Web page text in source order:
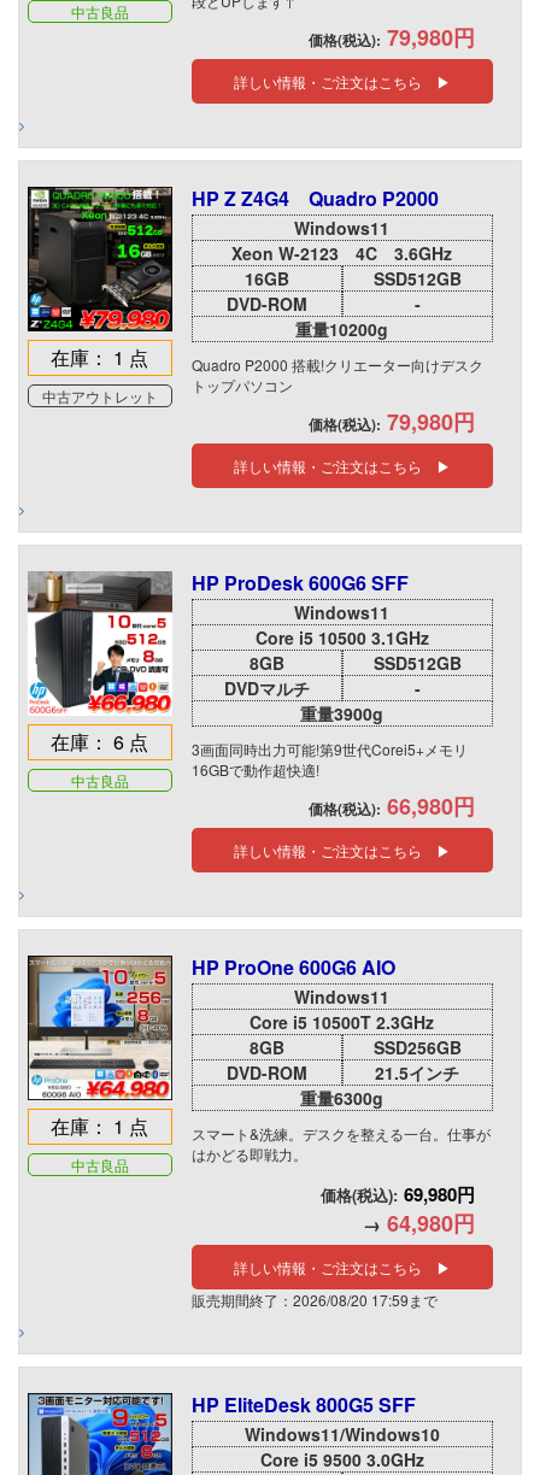
中古良品
価格(税込): 79,980円
詳しい情報・ご注文はこちら ▶
在庫： 1 点
中古アウトレット
HP Z Z4G4 Quadro P2000
Windows11
Xeon W-2123 4C 3.6GHz
16GB
SSD512GB
DVD-ROM
-
重量10200g
Quadro P2000 搭載!クリエーター向けデスク
トップパソコン
価格(税込): 79,980円
詳しい情報・ご注文はこちら ▶
在庫： 6 点
中古良品
HP ProDesk 600G6 SFF
Windows11
Core i5 10500 3.1GHz
8GB
SSD512GB
DVDマルチ
-
重量3900g
3画面同時出力可能!第9世代Corei5+メモリ
16GBで動作超快適!
価格(税込): 66,980円
詳しい情報・ご注文はこちら ▶
在庫： 1 点
中古良品
HP ProOne 600G6 AIO
Windows11
Core i5 10500T 2.3GHz
8GB
SSD256GB
DVD-ROM
21.5インチ
重量6300g
スマート&洗練。デスクを整える一台。仕事が
はかどる即戦力。
価格(税込): 69,980円
→ 64,980円
詳しい情報・ご注文はこちら ▶
販売期間終了：2026/08/20 17:59まで
HP EliteDesk 800G5 SFF
Windows11/Windows10
Core i5 9500 3.0GHz